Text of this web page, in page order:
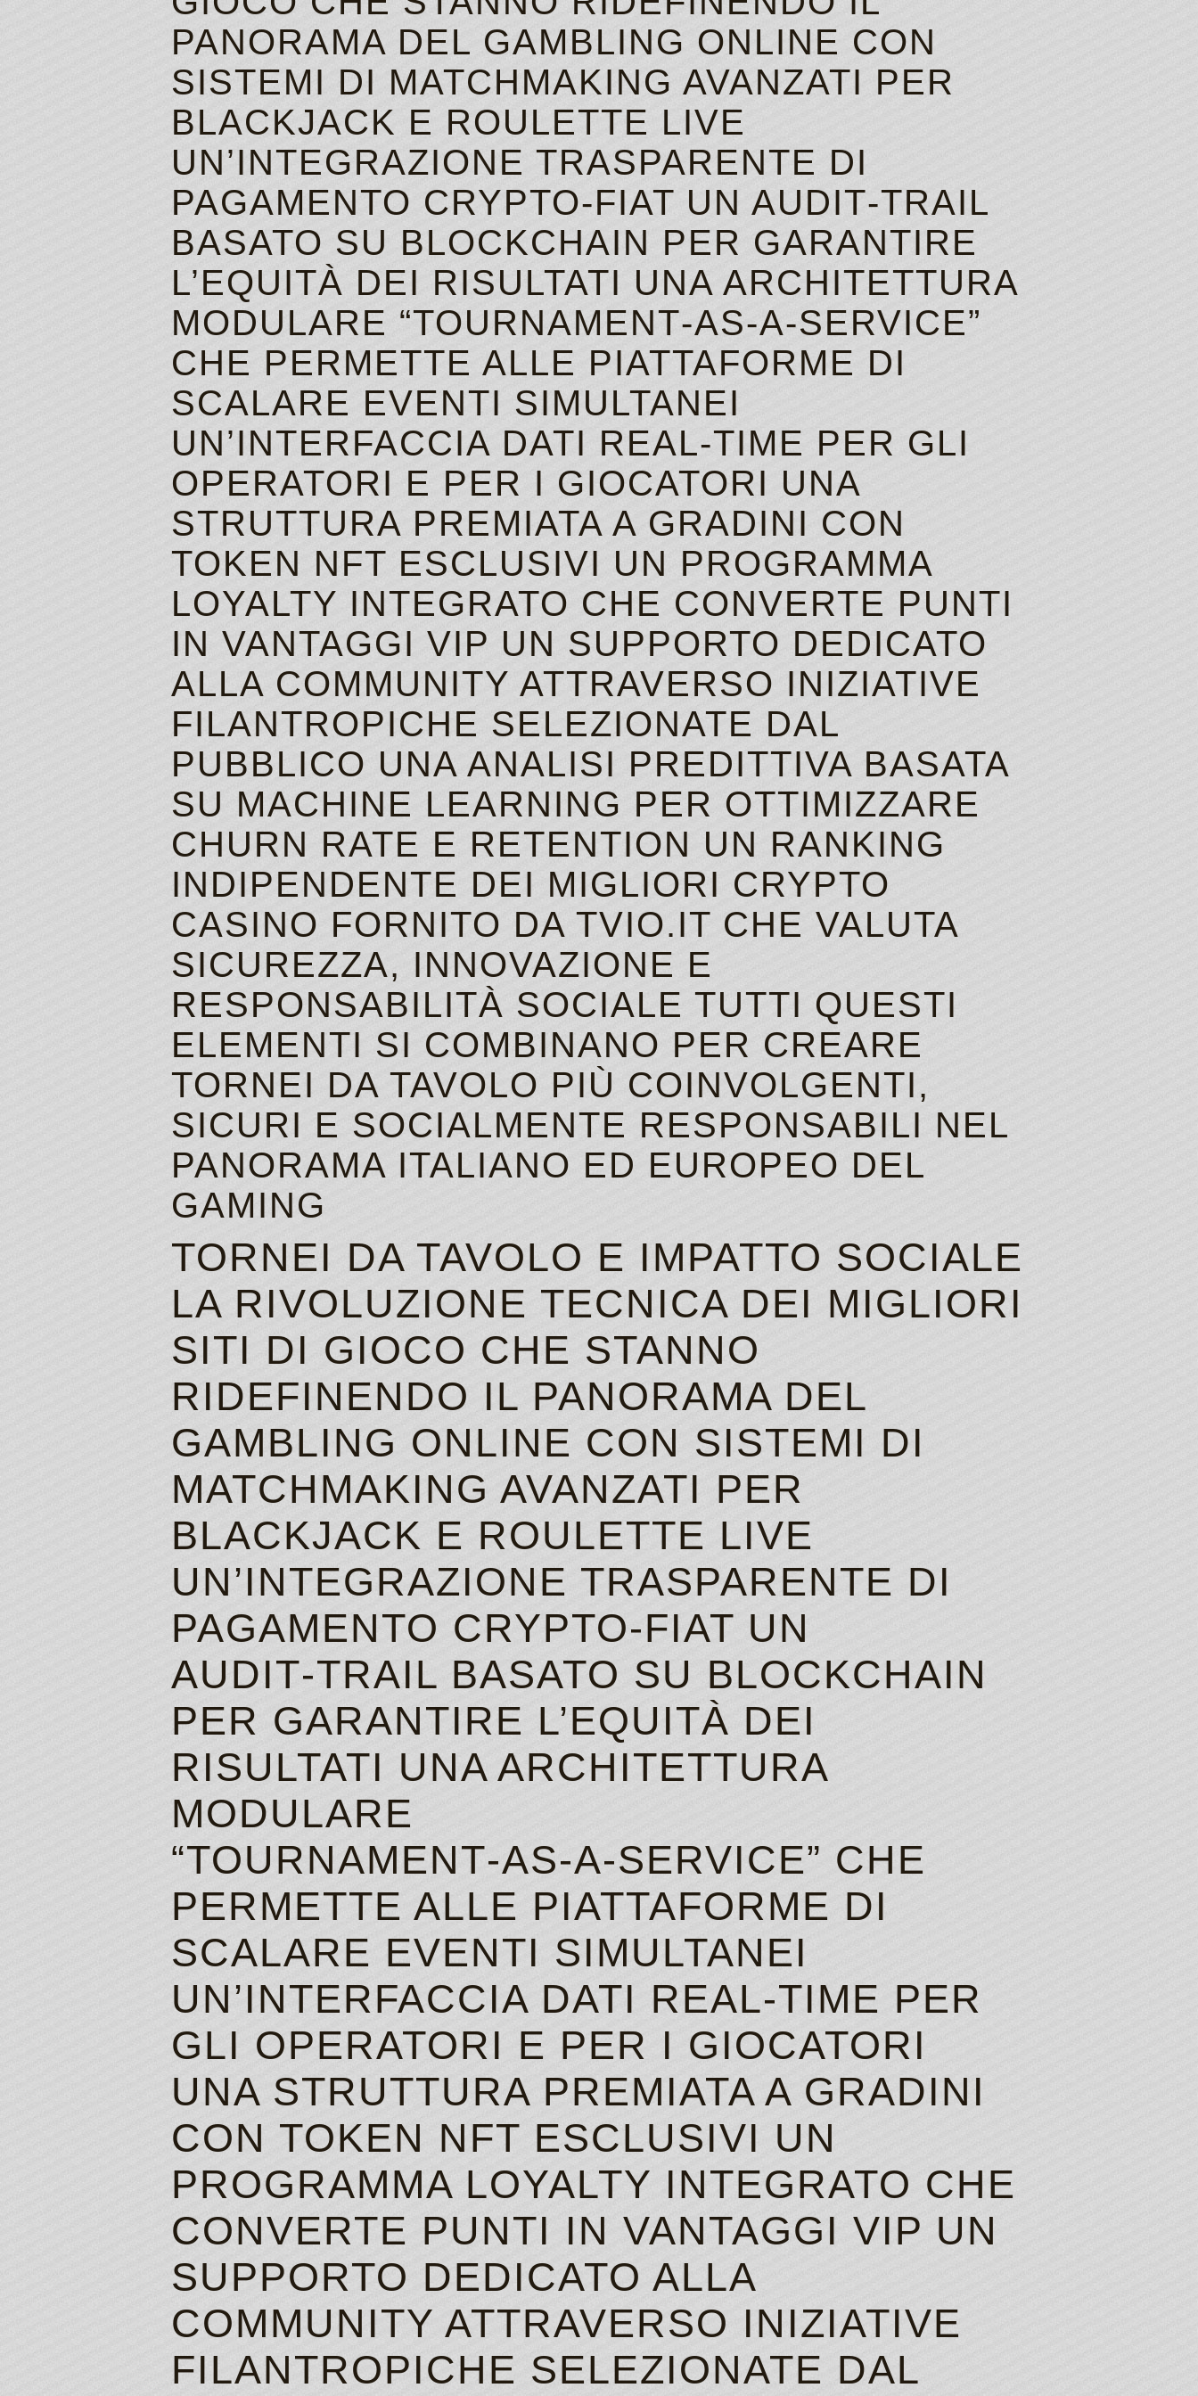
To get them, you need to have three or more scatters on your screen.
Spin For Cash
PANORAMA DEL GAMBLING ONLINE CON
SISTEMI DI MATCHMAKING AVANZATI PER
BLACKJACK E ROULETTE LIVE
UN’INTEGRAZIONE TRASPARENTE DI
PAGAMENTO CRYPTO‑FIAT UN AUDIT‑TRAIL
BASATO SU BLOCKCHAIN PER GARANTIRE
L’EQUITÀ DEI RISULTATI UNA ARCHITETTURA
MODULARE “TOURNAMENT‑AS‑A‑SERVICE”
CHE PERMETTE ALLE PIATTAFORME DI
SCALARE EVENTI SIMULTANEI
UN’INTERFACCIA DATI REAL‑TIME PER GLI
OPERATORI E PER I GIOCATORI UNA
STRUTTURA PREMIATA A GRADINI CON
TOKEN NFT ESCLUSIVI UN PROGRAMMA
LOYALTY INTEGRATO CHE CONVERTE PUNTI
IN VANTAGGI VIP UN SUPPORTO DEDICATO
ALLA COMMUNITY ATTRAVERSO INIZIATIVE
FILANTROPICHE SELEZIONATE DAL
PUBBLICO UNA ANALISI PREDITTIVA BASATA
SU MACHINE LEARNING PER OTTIMIZZARE
CHURN RATE E RETENTION UN RANKING
INDIPENDENTE DEI MIGLIORI CRYPTO
CASINO FORNITO DA TVIO.IT CHE VALUTA
SICUREZZA, INNOVAZIONE E
RESPONSABILITÀ SOCIALE TUTTI QUESTI
ELEMENTI SI COMBINANO PER CREARE
TORNEI DA TAVOLO PIÙ COINVOLGENTI,
SICURI E SOCIALMENTE RESPONSABILI NEL
PANORAMA ITALIANO ED EUROPEO DEL
GAMING
TORNEI DA TAVOLO E IMPATTO SOCIALE
LA RIVOLUZIONE TECNICA DEI MIGLIORI
SITI DI GIOCO CHE STANNO
RIDEFINENDO IL PANORAMA DEL
GAMBLING ONLINE CON SISTEMI DI
MATCHMAKING AVANZATI PER
BLACKJACK E ROULETTE LIVE
UN’INTEGRAZIONE TRASPARENTE DI
PAGAMENTO CRYPTO‑FIAT UN
AUDIT‑TRAIL BASATO SU BLOCKCHAIN
PER GARANTIRE L’EQUITÀ DEI
RISULTATI UNA ARCHITETTURA
MODULARE
“TOURNAMENT‑AS‑A‑SERVICE” CHE
PERMETTE ALLE PIATTAFORME DI
SCALARE EVENTI SIMULTANEI
UN’INTERFACCIA DATI REAL‑TIME PER
GLI OPERATORI E PER I GIOCATORI
UNA STRUTTURA PREMIATA A GRADINI
CON TOKEN NFT ESCLUSIVI UN
PROGRAMMA LOYALTY INTEGRATO CHE
CONVERTE PUNTI IN VANTAGGI VIP UN
SUPPORTO DEDICATO ALLA
COMMUNITY ATTRAVERSO INIZIATIVE
FILANTROPICHE SELEZIONATE DAL